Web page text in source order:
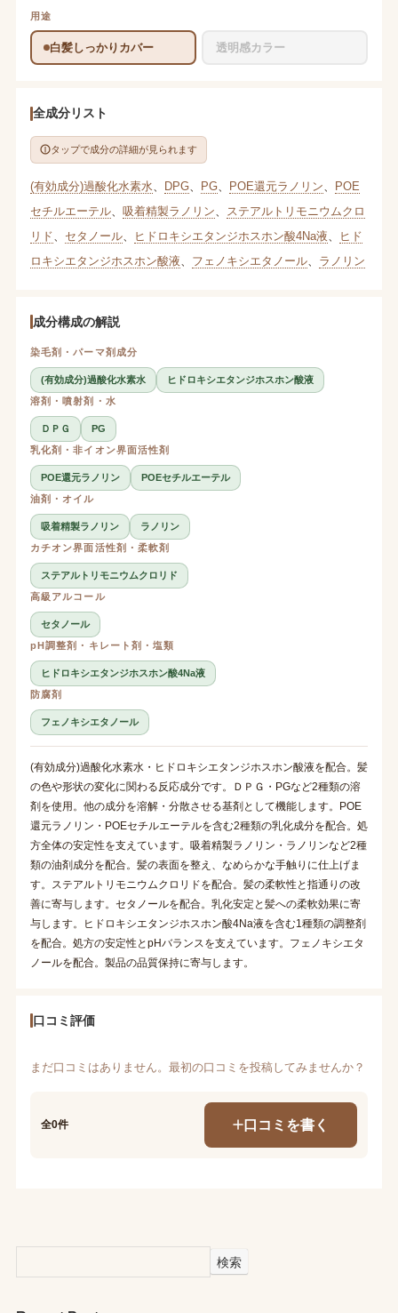
用途
白髪しっかりカバー 透明感カラー
全成分リスト
タップで成分の詳細が見られます
(有効成分)過酸化水素水 DPG、 PG、 POE還元ラノリン
POE
セチルエーテル、 吸着精製ラノリン
ステアルトリモニウムクロ
リド
セタノール、 ヒドロキシエタンジホスホン酸4Na液
ヒド
ロキシエタンジホスホン酸液
フェノキシエタノール、 ラノリン
成分構成の解説
染毛剤・パーマ剤成分
(有効成分)過酸化水素水
ヒドロキシエタンジホスホン酸液
溶剤・噴射剤・水
ＤＰＧ
PG
乳化剤・非イオン界面活性剤
POE還元ラノリン
POEセチルエーテル
油剤・オイル
吸着精製ラノリン
ラノリン
カチオン界面活性剤・柔軟剤
ステアルトリモニウムクロリド
高級アルコール
セタノール
pH調整剤・キレート剤・塩類
ヒドロキシエタンジホスホン酸4Na液
防腐剤
フェノキシエタノール
(有効成分)過酸化水素水・ヒドロキシエタンジホスホン酸液を配合。髪
の色や形状の変化に関わる反応成分です。ＤＰＧ・PGなど2種類の溶
剤を使用。他の成分を溶解・分散させる基剤として機能します。POE
還元ラノリン・POEセチルエーテルを含む2種類の乳化成分を配合。処
方全体の安定性を支えています。吸着精製ラノリン・ラノリンなど2種
類の油剤成分を配合。髪の表面を整え、なめらかな手触りに仕上げま
す。ステアルトリモニウムクロリドを配合。髪の柔軟性と指通りの改
善に寄与します。セタノールを配合。乳化安定と髪への柔軟効果に寄
与します。ヒドロキシエタンジホスホン酸4Na液を含む1種類の調整剤
を配合。処方の安定性とpHバランスを支えています。フェノキシエタ
ノールを配合。製品の品質保持に寄与します。
口コミ評価
まだ口コミはありません。最初の口コミを投稿してみませんか？
全0件 口コミを書く
検索